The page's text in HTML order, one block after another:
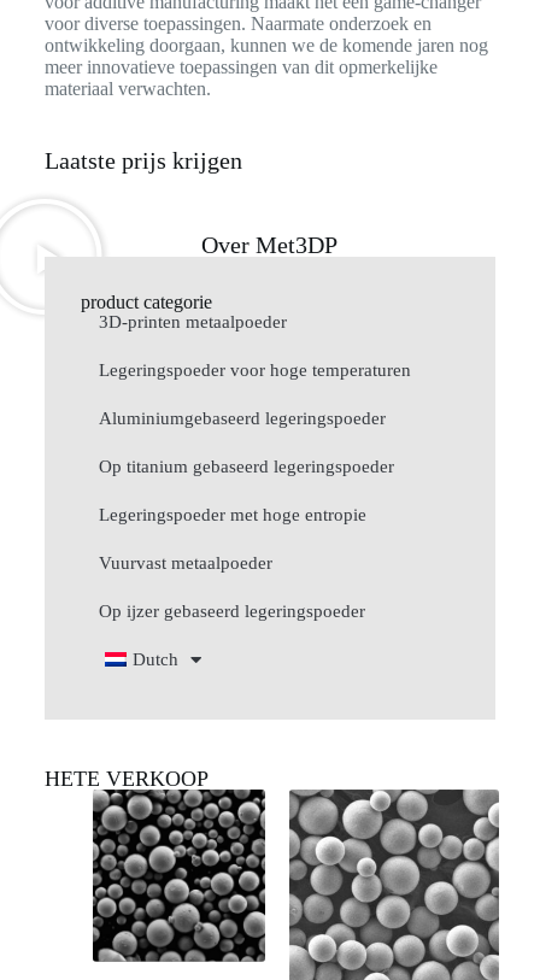
voor diverse toepassingen. Naarmate onderzoek en
ontwikkeling doorgaan, kunnen we de komende jaren nog
meer innovatieve toepassingen van dit opmerkelijke
materiaal verwachten.
Laatste prijs krijgen
Over Met3DP
product categorie
3D-printen metaalpoeder
Legeringspoeder voor hoge temperaturen
Aluminiumgebaseerd legeringspoeder
Op titanium gebaseerd legeringspoeder
Legeringspoeder met hoge entropie
Vuurvast metaalpoeder
Op ijzer gebaseerd legeringspoeder
Dutch
HETE VERKOOP